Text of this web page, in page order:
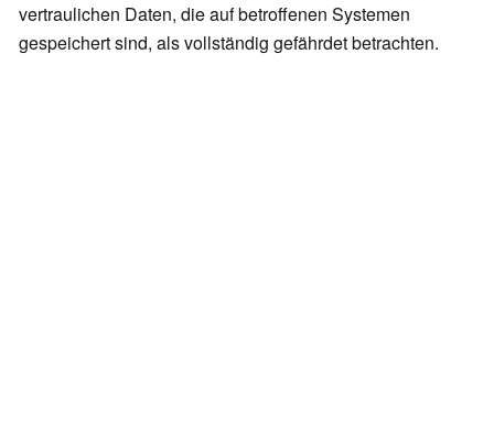
vertraulichen Daten, die auf betroffenen Systemen
gespeichert sind, als vollständig gefährdet betrachten.